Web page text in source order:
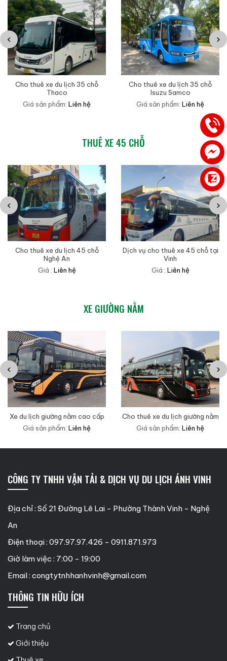
Cho thuê xe du lịch 35 chỗ
Thaco
Giá sản phẩm: Liên hệ
Cho thuê xe du lịch 35 chỗ
Isuzu Samco
Giá sản phẩm: Liên hệ
‹ ›
THUÊ XE 45 CHỖ
Cho thuê xe du lịch 45 chỗ
Nghệ An
Giá : Liên hệ
Dịch vụ cho thuê xe 45 chỗ tại
Vinh
Giá : Liên hệ
‹ ›
XE GIƯỜNG NẰM
Xe du lịch giường nằm cao cấp
Giá sản phẩm: Liên hệ
Cho thuê xe du lịch giường nằm
Giá sản phẩm: Liên hệ
‹ ›
CÔNG TY TNHH VẬN TẢI & DỊCH VỤ DU LỊCH ÁNH VINH
Địa chỉ : Số 21 Đường Lê Lai - Phường Thành Vinh - Nghệ
An
Điện thoại : 097.97.97.426 - 0911.871.973
Giờ làm việc : 7:00 - 19:00
Email : congtytnhhanhvinh@gmail.com
THÔNG TIN HỮU ÍCH
Trang chủ
Giới thiệu